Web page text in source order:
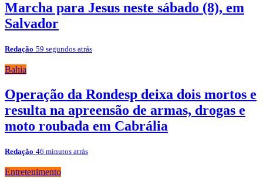
Marcha para Jesus neste sábado (8), em
Salvador
Redação 59 segundos atrás
Bahia
Operação da Rondesp deixa dois mortos e
resulta na apreensão de armas, drogas e
moto roubada em Cabrália
Redação 46 minutos atrás
Entretenimento